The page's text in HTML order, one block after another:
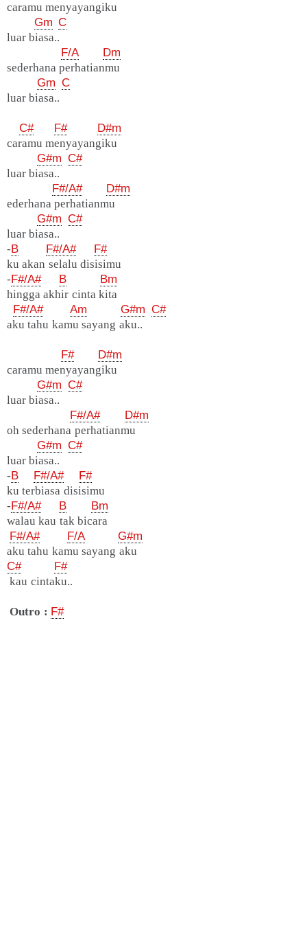
caramu menyayangiku
Gm C
luar biasa..
F/A
Dm
sederhana perhatianmu
Gm C
luar biasa..
C# F#
D#m
caramu menyayangiku
G#m C#
luar biasa..
F#/A#
D#m
ederhana perhatianmu
G#m C#
luar biasa..
-B F#/A#
F#
ku akan selalu disisimu
-F#/A# B
Bm
hingga akhir cinta kita
F#/A#
Am G#m C#
aku tahu kamu sayang aku..
F#
D#m
caramu menyayangiku
G#m C#
luar biasa..
F#/A#
D#m
oh sederhana perhatianmu
G#m C#
luar biasa..
-B F#/A#
F#
ku terbiasa disisimu
-F#/A# B
Bm
walau kau tak bicara
F#/A#
F/A
G#m
aku tahu kamu sayang aku
C#
F#
kau cintaku..
Outro : F#